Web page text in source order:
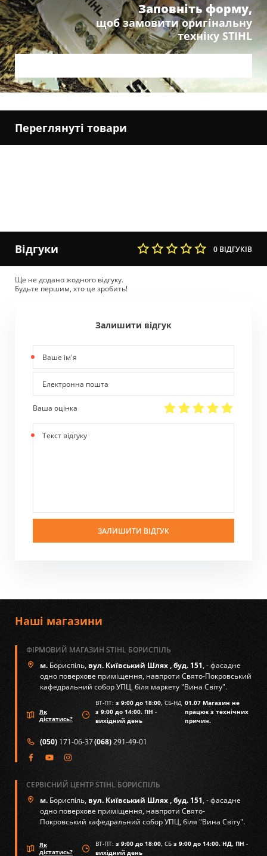
Заповніть форму,
щоб замовити оригінальну
техніку STIHL
Переглянуті товари
Відгуки 0 ВІДГУКІВ
Ще не додано жодного відгуку.
Будьте першим, хто це зробить!
Залишити відгук
ім'я
пошта
Ваша оцінка
відгуку
ЗАЛИШИТИ ВІДГУК
Наші магазини
ФІРМОВИЙ МАГАЗИН STIHL БОРИСПІЛЬ
м. Бориспіль,вул. Київський Шлях , буд. 151, - фасадне
одно поверхове приміщення, навпроти Свято-Покровський
кафедральний собор УПЦ, біля маркету "Вина Світу".
Як
дістатись?
ВТ-ПТ: з 9:00 до 18:00, СБ-НД
з 9:00 до 14:00. ПН -
вихідний день
01.07 Магазин не
працює з технічних
причин.
(050) 171-06-37(068)291-49-01
СЕРВІСНИЙ ЦЕНТР STIHL БОРИСПІЛЬ
м. Бориспіль,вул. Київський Шлях , буд. 151, - фасадне
одно поверхове приміщення, навпроти Свято-
Покровський кафедральний собор УПЦ, біля "Вина Світу".
Як
дістатись?
ВТ-ПТ: з 9:00 до 18:00, СБ з 9:00 до 14:00. НД, ПН -
вихідний день